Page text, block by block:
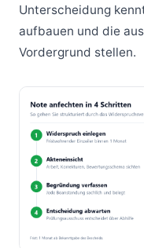
Unterscheidung
aufbauen und die
Vordergrund stellen.